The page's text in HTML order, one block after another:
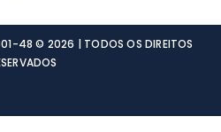
48 © 2026 | TODOS OS DIREITOS